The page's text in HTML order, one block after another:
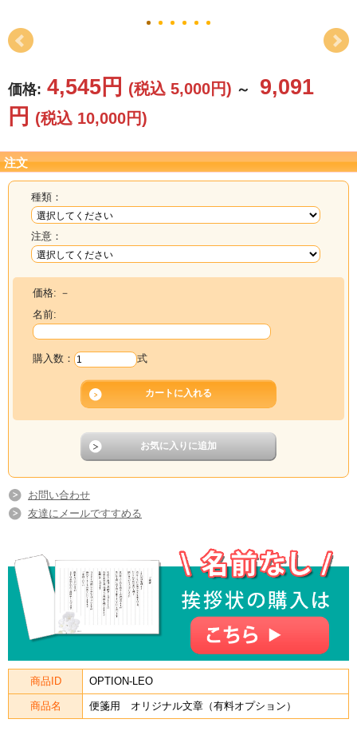
長寿のお祝い
各種記念品
その他
価格: 4,545円 (税込 5,000円) ～
9,091
円 (税込 10,000円)
注文
種類：
注意：
価格: －
名前:
購入数： 式
お問い合わせ
友達にメールですすめる
商品ID OPTION-LEO
商品名 便箋用 オリジナル文章（有料オプション）